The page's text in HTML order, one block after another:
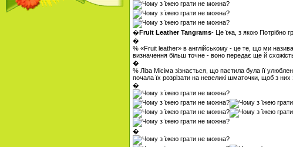
�Fruit Leather Tangrams- Це їжа, з якою Потрібно
�
% «Fruit leather» в англійському - це те, що ми
визначення більш точне - воно передає ще й
�
% Ліза Місіма зізнається, що пастила була її
почала їх розрізати на невеликі шматочки, щоб з них
�
�